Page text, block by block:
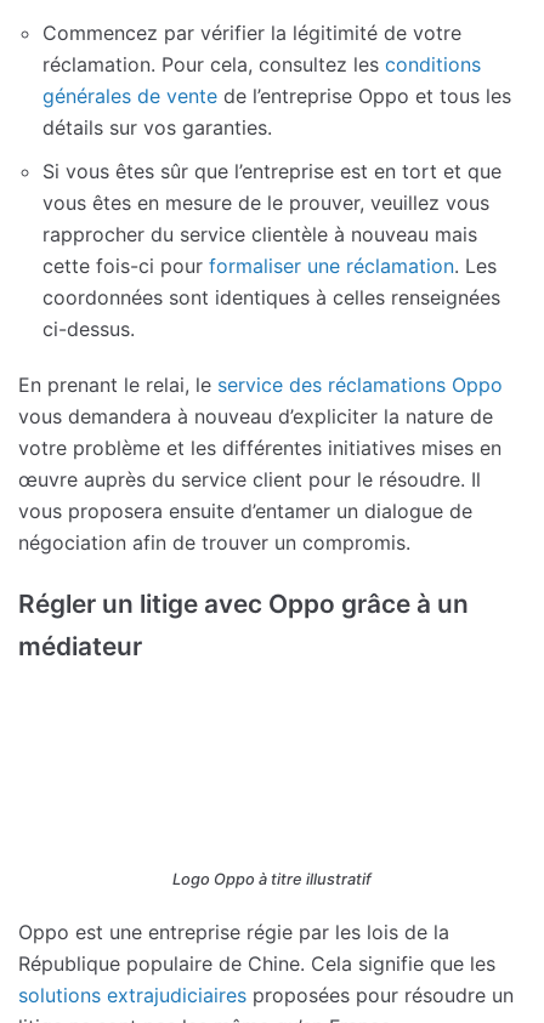
Commencez par vérifier la légitimité de votre
réclamation. Pour cela, consultez les conditions
générales de vente de l’entreprise Oppo et tous les
détails sur vos garanties.
Si vous êtes sûr que l’entreprise est en tort et que
vous êtes en mesure de le prouver, veuillez vous
rapprocher du service clientèle à nouveau mais
cette fois-ci pour formaliser une réclamation. Les
coordonnées sont identiques à celles renseignées
ci-dessus.
En prenant le relai, le service des réclamations Oppo
vous demandera à nouveau d’expliciter la nature de
votre problème et les différentes initiatives mises en
œuvre auprès du service client pour le résoudre. Il
vous proposera ensuite d’entamer un dialogue de
négociation afin de trouver un compromis.
Régler un litige avec Oppo grâce à un
médiateur
Logo Oppo à titre illustratif
Oppo est une entreprise régie par les lois de la
République populaire de Chine. Cela signifie que les
solutions extrajudiciaires proposées pour résoudre un